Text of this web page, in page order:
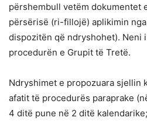
përshembull vetëm dokumentet
përsërisë (ri-fillojë) aplikimin
dispozitën që ndryshohet).
procedurën e Grupit të Tretë.
Ndryshimet e propozuara sjellin
afatit të procedurës paraprake
4 ditë pune në 2 ditë